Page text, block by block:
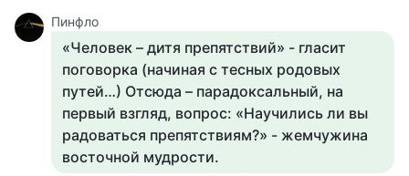
Пинфло
«Человек – дитя препятствий» - гласит
поговорка (начиная с тесных родовых
путей…) Отсюда – парадоксальный, на
первый взгляд, вопрос: «Научились ли вы
радоваться препятствиям?» - жемчужина
восточной мудрости.